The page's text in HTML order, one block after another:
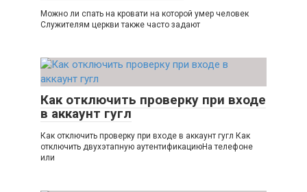
Можно ли спать на кровати на которой умер человек
Служителям церкви также часто задают
Как отключить проверку при входе
в аккаунт гугл
Как отключить проверку при входе в аккаунт гугл Как
отключить двухэтапную аутентификациюНа телефоне
или